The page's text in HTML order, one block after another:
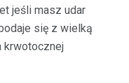
jeśli masz udar
się z wielką
krwotocznej